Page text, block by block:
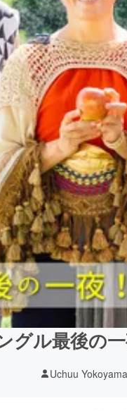
ル最後の
Uchuu Yokoyama